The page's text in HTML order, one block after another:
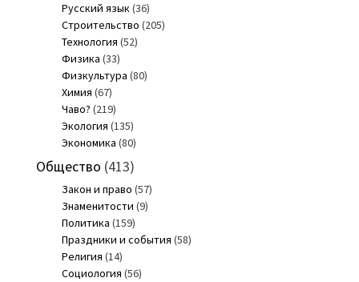
Русский язык(36)
Строительство (205)
Технология (52)
Физика (33)
Физкультура (80)
Химия (67)
Чаво? (219)
Экология (135)
Экономика (80)
Общество (413)
Закон и право (57)
Знаменитости (9)
Политика (159)
Праздники и события (58)
Религия (14)
Социология (56)